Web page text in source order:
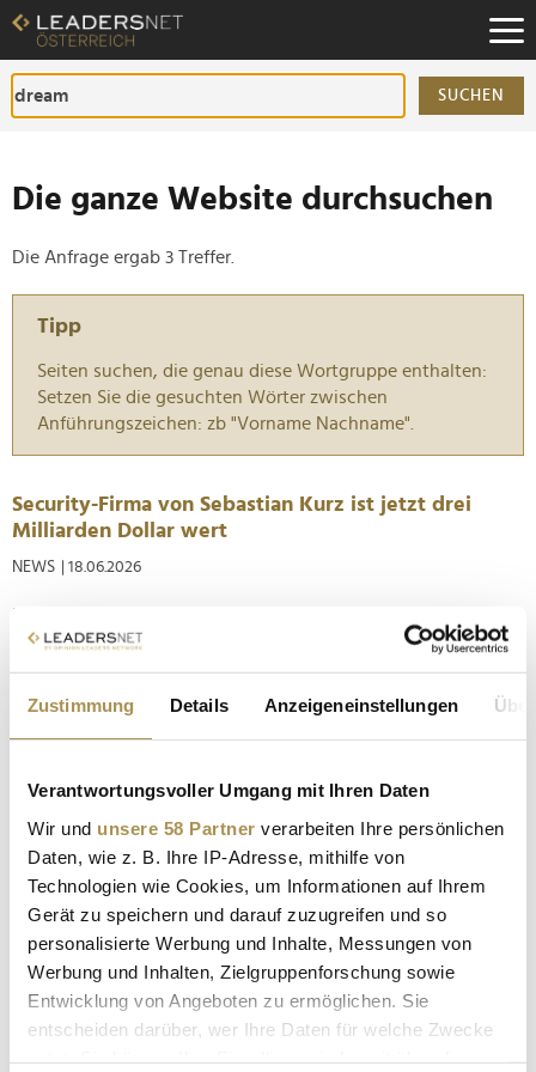
Zustimmung Details Anzeigeneinstellungen
Verantwortungsvoller Umgang mit Ihren Daten
Wir und unsere 58 Partner verarbeiten Ihre persönlichen
Daten, wie z. B. Ihre IP-Adresse, mithilfe von
Technologien wie Cookies, um Informationen auf Ihrem
Gerät zu speichern und darauf zuzugreifen und so
personalisierte Werbung und Inhalte, Messungen von
Werbung und Inhalten, Zielgruppenforschung sowie
Entwicklung von Angeboten zu ermöglichen. Sie
entscheiden darüber, wer Ihre Daten für welche Zwecke
Zum
Inhalt
Zur
Fußzeilen-
Navigation
SUCHEN
Die ganze Website durchsuchen
Die Anfrage ergab 3 Treffer.
Tipp
Seiten suchen, die genau diese Wortgruppe enthalten:
Setzen Sie die gesuchten Wörter zwischen
Anführungszeichen: zb "Vorname Nachname".
Security-Firma von Sebastian Kurz ist jetzt drei
Milliarden Dollar wert
NEWS | 18.06.2026
Das vom Ex-Kanzler mitgegründete KI- und
Cybersicherheitsunternehmen Dream hat erneut eine
2025 eröffnete das von Sebastian Kurz mitgegründete KI- und
Cybersicherheitsunternehmen...
"Wir brauchen mehr Risikobereitschaft, mehr
Erfolgshunger und eine andere Fehlerkultur"
NEWS | 05.05.2025
Kanzler Sebastian Kurz über sein Leben nach der Politik,
Führungsverantwortung, Macht, internationale
Entwicklungen, seine Sicht auf Europa, Technologie,
Populismus und persönliche Lektionen. Zudem verrät er die
weiteren Pläne für "seine" mit...